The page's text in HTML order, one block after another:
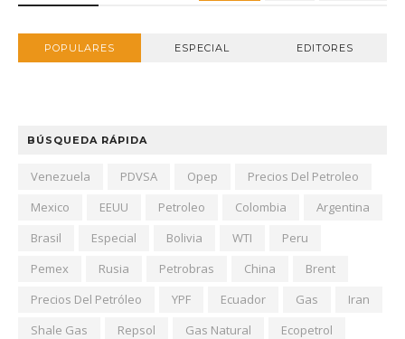
POPULARES ESPECIAL EDITORES
BÚSQUEDA RÁPIDA
Venezuela PDVSA Opep
Precios Del Petroleo
Mexico
EEUU Petroleo Colombia
Argentina
Brasil
Especial Bolivia WTI
Peru
Pemex
Rusia Petrobras China
Brent
Precios Del Petróleo
YPF Ecuador Gas
Iran
Shale Gas
Repsol Gas Natural
Ecopetrol